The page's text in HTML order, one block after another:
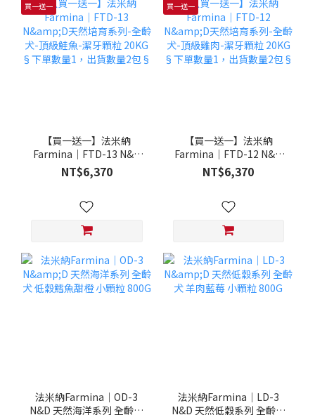
買一送一
【買一送一】法米納
Farmina｜FTD-13 N&D
天然培育系列-全齡犬-頂級
鮭魚-潔牙顆粒 20KG §下
NT$6,370
買一送一
【買一送一】法米納
Farmina｜FTD-12 N&D
天然培育系列-全齡犬-頂級
雞肉-潔牙顆粒 20KG §下
NT$6,370
法米納Farmina｜OD-3
N&D 天然海洋系列 全齡犬
法米納Farmina｜LD-3
N&D 天然低穀系列 全齡犬